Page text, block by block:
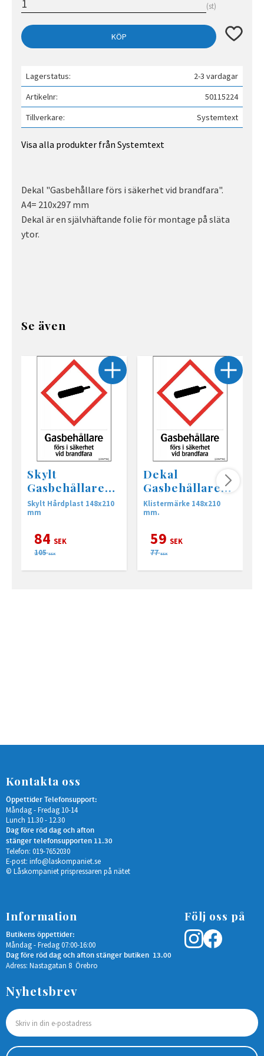
st
KÖP Lägg till
Lagerstatus
2-3 vardagar
Artikelnr
50115224
Tillverkare
Systemtext
Visa alla produkter från Systemtext
Dekal "Gasbehållare förs i säkerhet vid brandfara".
A4= 210x297 mm
Dekal är en självhäftande folie för montage på släta
ytor.
Se även
Skylt
Gasbehållare
säkerhet
148x210mm
Skylt Hårdplast 148x210
mm
84 SEK
105 SEK
Dekal
Gasbehållare
säkerhet
148x210mm
Klistermärke 148x210
mm.
59 SEK
77 SEK
Kontakta oss
Öppettider Telefonsupport:
Måndag - Fredag 10-14
Lunch 11.30 - 12.30
Dag före röd dag och afton
stänger telefonsupporten 11.30
Telefon: 019-7652030
E-post: info@laskompaniet.se
© Låskompaniet prispressaren på nätet
Information
Butikens öppettider:
Måndag - Fredag 07:00-16:00
Dag före röd dag och afton stänger butiken 13.00
Adress: Nastagatan 8 Örebro
Följ oss på
Nyhetsbrev